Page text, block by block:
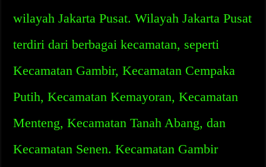
wilayah Jakarta Pusat. Wilayah Jakarta Pusat
terdiri dari berbagai kecamatan, seperti
Kecamatan Gambir, Kecamatan Cempaka
Putih, Kecamatan Kemayoran, Kecamatan
Menteng, Kecamatan Tanah Abang, dan
Kecamatan Senen. Kecamatan Gambir